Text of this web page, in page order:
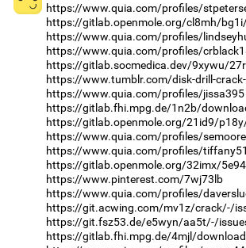
https://www.quia.com/profiles/
https://gitlab.openmole.org/cl8mh/
https://www.quia.com/profiles/
https://www.quia.com/profiles/
https://gitlab.socmedica.dev/9xywu/
https://www.tumblr.com/disk-drill-
https://www.quia.com/profiles/jissa395
https://gitlab.fhi.mpg.de/1n2b/
https://gitlab.openmole.org/21id9/
https://www.quia.com/profiles/
https://www.quia.com/profiles/
https://gitlab.openmole.org/32imx/
https://www.pinterest.com/7wj73lb
https://www.quia.com/profiles/
https://git.acwing.com/mv1z/crack/-/
https://git.fsz53.de/e5wyn/aa5t/-/
https://gitlab.fhi.mpg.de/4mjl/